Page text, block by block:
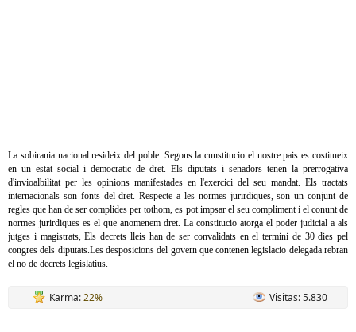
La sobirania nacional resideix del poble. Segons la cunstitucio el nostre pais es costitueix
en un estat social i democratic de dret. Els diputats i senadors tenen la prerrogativa
d'invioalbilitat per les opinions manifestades en l'exercici del seu mandat. Els tractats
internacionals son fonts del dret. Respecte a les normes jurirdiques, son un conjunt de
regles que han de ser complides per tothom, es pot impsar el seu compliment i el conunt de
normes jurirdiques es el que anomenem dret. La constitucio atorga el poder judicial a als
jutges i magistrats, Els decrets lleis han de ser convalidats en el termini de 30 dies pel
congres dels diputats.Les desposicions del govern que contenen legislacio delegada rebran
el no de decrets legislatius.
Karma:22% Visitas: 5.830